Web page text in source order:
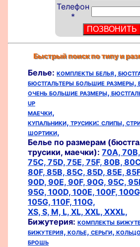
Телефон
*
Быстрый поиск по типу и
Белье: комплекты белья,
бюстгальтеры большие размеры,
очень большие размеры,
up
маечки,
купальники, трусики: слипы,
шортики,
Белье по размерам
трусики, маечки): 70A, 70B,
75C, 75D, 75E, 75F, 80B,
80F, 85B, 85C, 85D, 85E,
90D, 90E, 90F, 90G, 95C,
95G, 100D, 100E, 100F,
105G, 110F, 110G,
XS, S, M, L, XL, XXL, XXXL,
Бижутерия: комплекты
бижутерия, колье, серьги,
брошь